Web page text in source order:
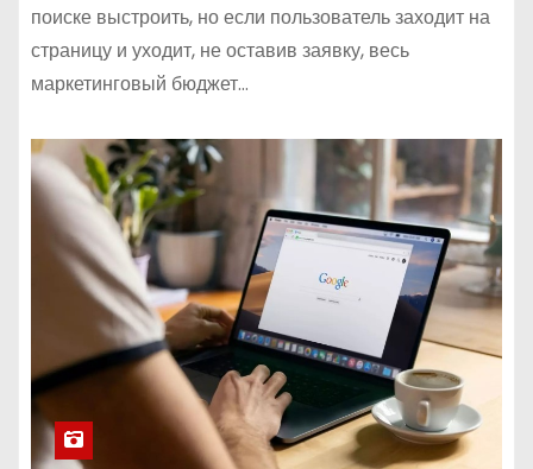
поиске выстроить, но если пользователь заходит на
страницу и уходит, не оставив заявку, весь
маркетинговый бюджет…